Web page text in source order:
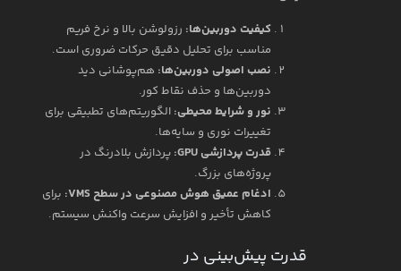
کیفیت دوربین‌ها: رزولوشن بالا و نرخ فریم
مناسب برای تحلیل دقیق حرکات ضروری است.
نصب اصولی دوربین‌ها: هم‌پوشانی دید
دوربین‌ها و حذف نقاط کور.
نور و شرایط محیطی: الگوریتم‌های تطبیقی برای
تغییرات نوری و سایه‌ها.
قدرت پردازشی GPU:
پردازش بلادرنگ در
پروژه‌های بزرگ.
ادغام عمیق هوش مصنوعی در سطح VMS:
برای
کاهش تأخیر و افزایش سرعت واکنش سیستم.
قدرت پیش‌بینی در